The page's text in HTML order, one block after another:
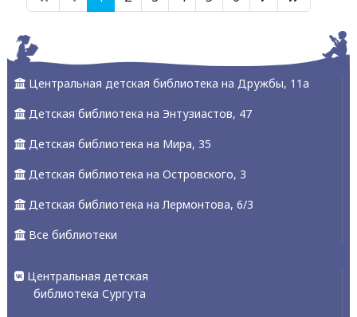
Центральная детская библиотека на Дружбы, 11а
Детская библиотека на Энтузиастов, 47
Детская библиотека на Мира, 35
Детская библиотека на Островского, 3
Детская библиотека на Лермонтова, 6/3
Все библиотеки
Центральная детская
библиотека Сургута